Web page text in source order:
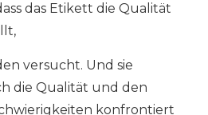
das Etikett die Qualität
versucht. Und sie
die Qualität und den
konfrontiert